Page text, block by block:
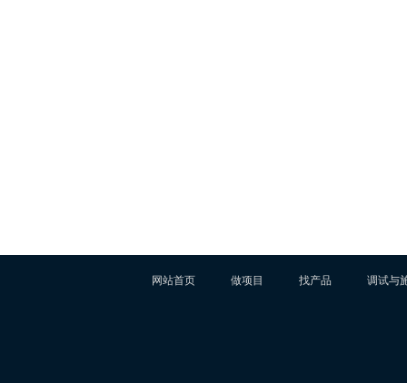
网站首页 做项目 找产品 调试与